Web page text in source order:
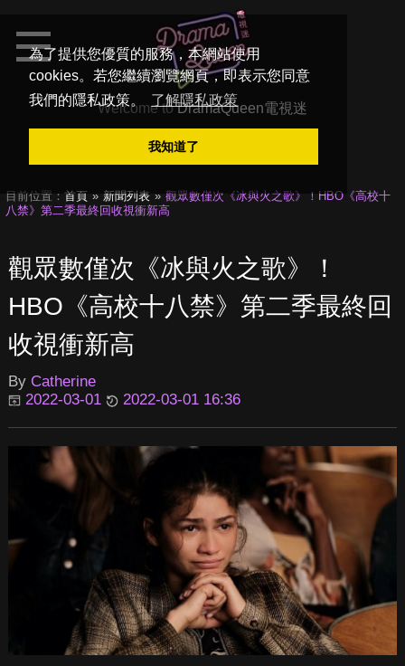
為了提供您優質的服務，本網站使用
cookies。若您繼續瀏覽網頁，即表示您同意
我們的隱私政策。
了解隱私政策
我知道了
Welcome toDramaQueen電視迷
目前位置： 首頁 新聞列表
觀眾數僅次《冰與火之歌》！HBO《高校十
八禁》第二季最終回收視衝新高
觀眾數僅次《冰與火之歌》！
HBO《高校十八禁》第二季最終回
收視衝新高
By Catherine
2022-03-01
2022-03-01 16:36